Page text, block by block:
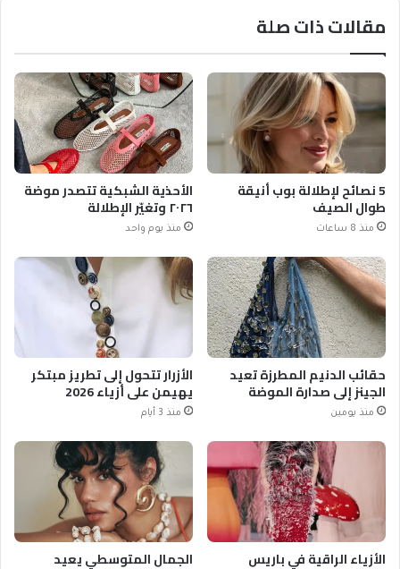
مقالات ذات صلة
5 نصائح لإطلالة بوب أنيقة
طوال الصيف
منذ 8 ساعات
الأحذية الشبكية تتصدر موضة
٢٠٢٦ وتغيّر الإطلالة
منذ يوم واحد
حقائب الدنيم المطرزة تعيد
الجينز إلى صدارة الموضة
منذ يومين
الأزرار تتحول إلى تطريز مبتكر
يهيمن على أزياء 2026
منذ 3 أيام
الأزياء الراقية في باريس الجمال المتوسطي يعيد